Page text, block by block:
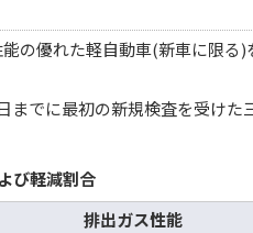
の優れた軽自動車(新車に限
でに最初の新規検査を受けた
び軽減割合
排出ガス性能